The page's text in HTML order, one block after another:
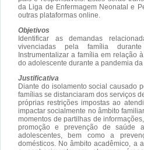
da Liga de Enfermagem Neonatal e
outras plataformas online.
Objetivos
Identificar as demandas
vivenciadas pela família
Instrumentalizar a família em relação
do adolescente durante a pandemia
Justificativa
Diante do isolamento social causado
famílias se distanciaram dos serviços
próprias restrições impostas ao
impactar socialmente no âmbito
momentos de partilhas de
promoção e prevenção de saúde
adolescentes, bem como a
domésticos. No âmbito acadêmico, a